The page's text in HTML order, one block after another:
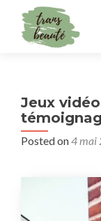
Jeux
Posted on4 mai